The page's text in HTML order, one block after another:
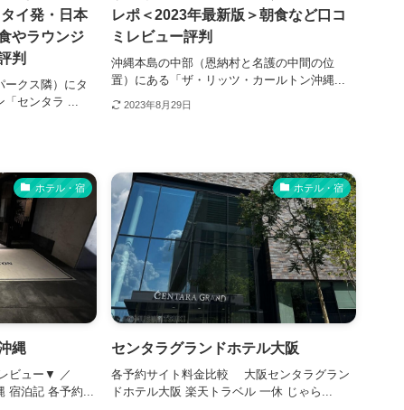
イ発・日本
やラウンジ
判
ークス隣）にタ
センタラ ...
レポ＜2023年最新版＞朝食など口コ
ミレビュー評判
沖縄本島の中部（恩納村と名護の中間の位
置）にある「ザ・リッツ・カールトン沖縄...
2023年8月29日
ホテル・宿
縄
ビュー▼ ／
宿泊記 各予約...
ホテル・宿
センタラグランドホテル大阪
各予約サイト料金比較 大阪センタラグラン
ドホテル大阪 楽天トラベル 一休 じゃら...